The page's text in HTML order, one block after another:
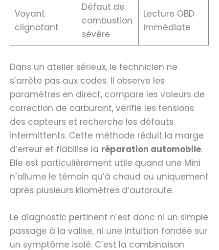
Voyant
clignotant
Défaut de
combustion
sévère
Lecture OBD
immédiate
Dans un atelier sérieux, le technicien ne
s’arrête pas aux codes. Il observe les
paramètres en direct, compare les valeurs de
correction de carburant, vérifie les tensions
des capteurs et recherche les défauts
intermittents. Cette méthode réduit la marge
d’erreur et fiabilise la réparation automobile.
Elle est particulièrement utile quand une Mini
n’allume le témoin qu’à chaud ou uniquement
après plusieurs kilomètres d’autoroute.
Le diagnostic pertinent n’est donc ni un simple
passage à la valise, ni une intuition fondée sur
un symptôme isolé. C’est la combinaison